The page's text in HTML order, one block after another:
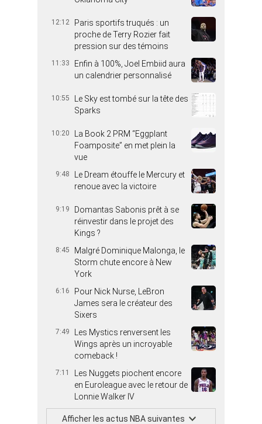
12:12
Paris sportifs truqués : un
proche de Terry Rozier fait
pression sur des témoins
11:33
Enfin à 100%, Joel Embiid aura
un calendrier personnalisé
10:55
Le Sky est tombé sur la tête des
Sparks
10:20
La Book 2 PRM “Eggplant
Foamposite” en met plein la
vue
9:48
Le Dream étouffe le Mercury et
renoue avec la victoire
9:19
Domantas Sabonis prêt à se
réinvestir dans le projet des
Kings ?
8:45
Malgré Dominique Malonga, le
Storm chute encore à New
York
6:16
Pour Nick Nurse, LeBron
James sera le créateur des
Sixers
7:49
Les Mystics renversent les
Wings après un incroyable
comeback !
7:11
Les Nuggets piochent encore
en Euroleague avec le retour de
Lonnie Walker IV
Afficher les actus NBA suivantes